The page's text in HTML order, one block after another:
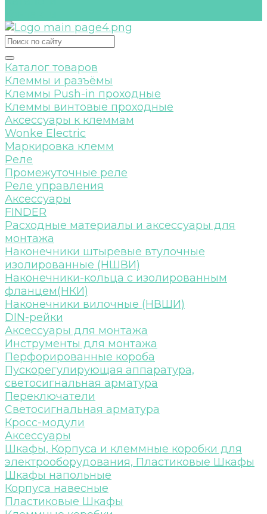
Каталог товаров
Клеммы и разъёмы
Клеммы Push-in проходные
Клеммы винтовые проходные
Аксессуары к клеммам
Wonke Electric
Маркировка клемм
Реле
Промежуточные реле
Реле управления
Аксессуары
FINDER
Расходные материалы и аксессуары для
монтажа
Наконечники штыревые втулочные
изолированные (НШВИ)
Наконечники-кольца с изолированным
фланцем(НКИ)
Наконечники вилочные (НВШИ)
DIN-рейки
Аксессуары для монтажа
Инструменты для монтажа
Перфорированные короба
Пускорегулирующая аппаратура,
светосигнальная арматура
Переключатели
Светосигнальная арматура
Кросс-модули
Аксессуары
Шкафы, Корпуса и клеммные коробки для
электрооборудования, Пластиковые Шкафы
Шкафы напольные
Корпуса навесные
Пластиковые Шкафы